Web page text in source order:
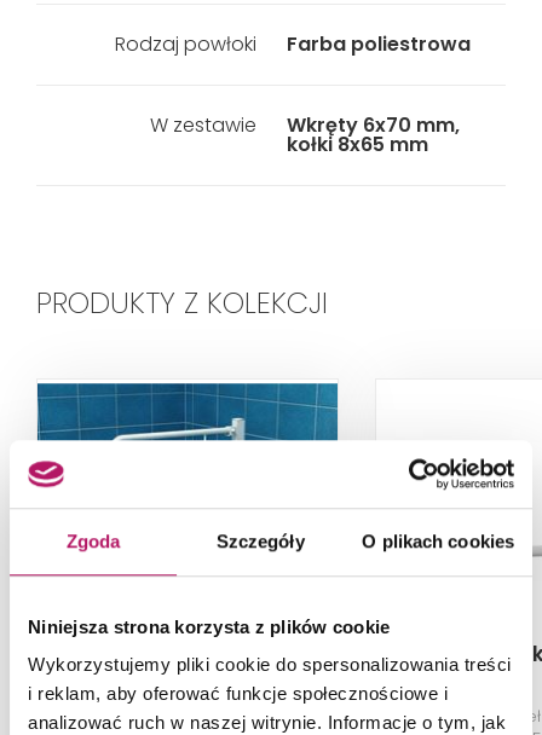
Zgoda Szczegóły O plikach cookies
Niniejsza strona korzysta z plików cookie
Wykorzystujemy pliki cookie do spersonalizowania treści
i reklam, aby oferować funkcje społecznościowe i
analizować ruch w naszej witrynie. Informacje o tym, jak
Rodzaj powłoki Farba poliestrowa
W zestawie Wkręty 6x70 mm,
kołki 8x65 mm
PRODUKTY Z KOLEKCJI
Makoinstal Ekomed
URP6
Poręcz dla niepełnosprawnych
Makoinstal
Poręcz dla